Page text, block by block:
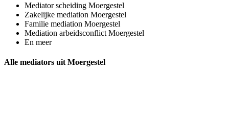
Mediator scheiding Moergestel
Zakelijke mediation Moergestel
Familie mediation Moergestel
Mediation arbeidsconflict Moergestel
En meer
Alle mediators uit Moergestel